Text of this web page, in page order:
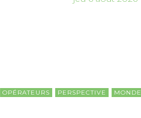
OPÉRATEURS PERSPECTIVE MONDE